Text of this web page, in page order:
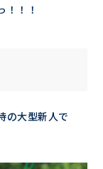
！！！
の大型新人で